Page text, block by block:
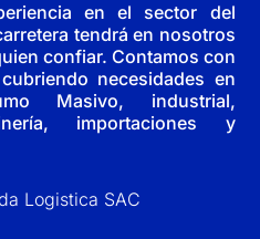
en el sector del
tendrá en nosotros
confiar. Contamos con
necesidades en
Masivo, industrial,
importaciones y
Logistica SAC